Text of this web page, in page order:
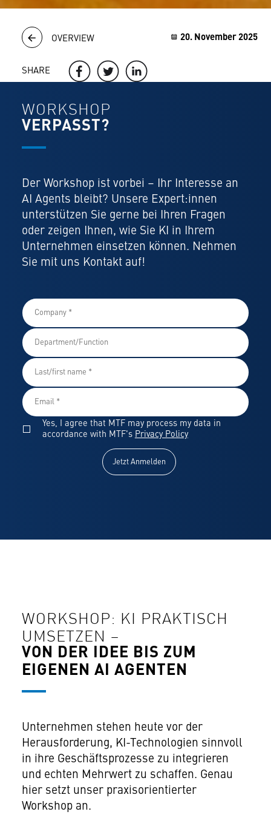
OVERVIEW
SHARE
20. November 2025
WORKSHOP
VERPASST?
Der Workshop ist vorbei – Ihr Interesse an
AI Agents bleibt? Unsere Expert:innen
unterstützen Sie gerne bei Ihren Fragen
oder zeigen Ihnen, wie Sie KI in Ihrem
Unternehmen einsetzen können. Nehmen
Sie mit uns Kontakt auf!
Yes, I agree that MTF may process my data in
accordance with MTF's Privacy Policy
Jetzt Anmelden
WORKSHOP: KI PRAKTISCH
UMSETZEN –
VON DER IDEE BIS ZUM
EIGENEN AI AGENTEN
Unternehmen stehen heute vor der
Herausforderung, KI-Technologien sinnvoll
in ihre Geschäftsprozesse zu integrieren
und echten Mehrwert zu schaffen. Genau
hier setzt unser praxisorientierter
Workshop an.